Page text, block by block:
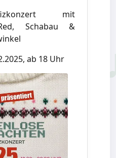
mit
Schabau &
ab 18 Uhr